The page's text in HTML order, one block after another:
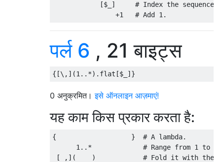
[$_]     # Index the sequence
पर्ल 6 , 21 बाइट्स
0 अनुक्रमित।इसे ऑनलाइन आज़माएं!
यह काम किस प्रकार करता है:
{                   }  # A lambda.
1..*             # Range from 1 to
[ ,](    )            # Fold it with the